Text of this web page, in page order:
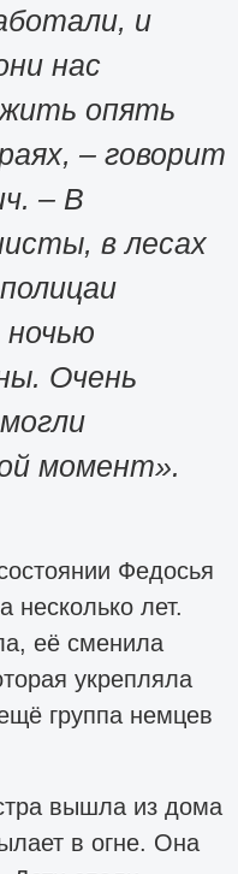
и
нас
опять
– говорит
– В
в лесах
ночью
Очень
момент».
Федосья
несколько лет.
её сменила
укрепляла
группа немцев
вышла из дома
в огне. Она